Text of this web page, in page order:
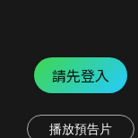
請先登入
播放預告片